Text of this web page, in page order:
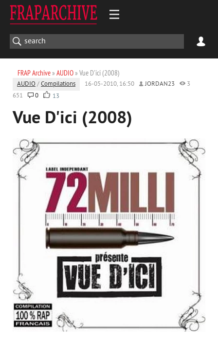
FRAP Archive» AUDIO» Vue D'ici (2008)
AUDIO /Compilations 16-05-2010, 16:50 JORDAN23
3
651
0 13
Vue D'ici (2008)